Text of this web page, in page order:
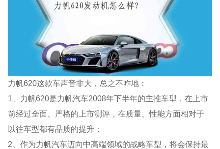
力帆620这款车声音非大，总之不咋地：
1、力帆620是力帆汽车2008年下半年的主推车型，在上市
前经过全面、严格的上市测评，在质量、性能方面相对于
以往车型都有品质的提升；
2、作为力帆汽车迈向中高端领域的战略车型，将会保持最